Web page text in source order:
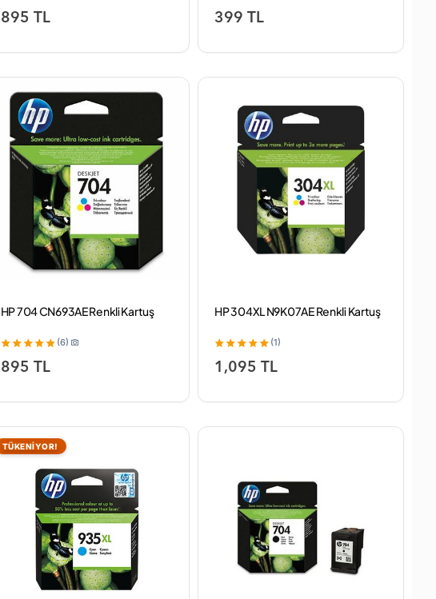
895 TL 399 TL
HP 704 CN693AE Renkli Kartuş
(6)
895 TL
HP 304XL N9K07AE Renkli Kartuş
(1)
1,095 TL
TÜKENİYOR!